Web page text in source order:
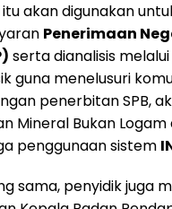
akan digunakan
Penerimaan
serta dianalisis
guna menelusuri
penerbitan SPB,
Mineral Bukan Logam
penggunaan sistem
sama, penyidik juga